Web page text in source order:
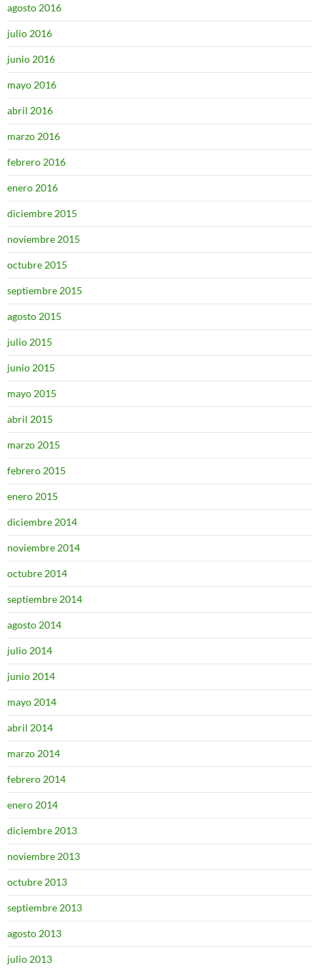
agosto 2016
julio 2016
junio 2016
mayo 2016
abril 2016
marzo 2016
febrero 2016
enero 2016
diciembre 2015
noviembre 2015
octubre 2015
septiembre 2015
agosto 2015
julio 2015
junio 2015
mayo 2015
abril 2015
marzo 2015
febrero 2015
enero 2015
diciembre 2014
noviembre 2014
octubre 2014
septiembre 2014
agosto 2014
julio 2014
junio 2014
mayo 2014
abril 2014
marzo 2014
febrero 2014
enero 2014
diciembre 2013
noviembre 2013
octubre 2013
septiembre 2013
agosto 2013
julio 2013